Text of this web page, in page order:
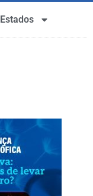
Estados